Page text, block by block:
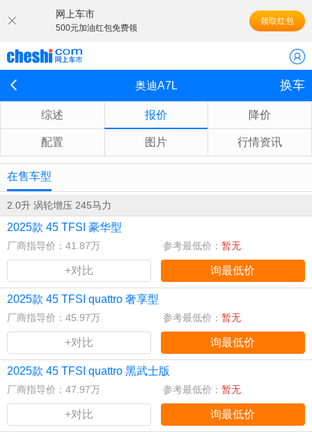
网上车市
500元加油红包免费领
领取红包
奥迪A7L 换车
综述 报价 降价
配置 图片 行情资讯
在售车型
2.0升 涡轮增压 245马力
2025款 45 TFSI 豪华型
厂商指导价：41.87万 参考最低价： 暂无
+对比 询最低价
2025款 45 TFSI quattro 奢享型
厂商指导价：45.97万 参考最低价： 暂无
+对比 询最低价
2025款 45 TFSI quattro 黑武士版
厂商指导价：47.97万 参考最低价： 暂无
+对比 询最低价